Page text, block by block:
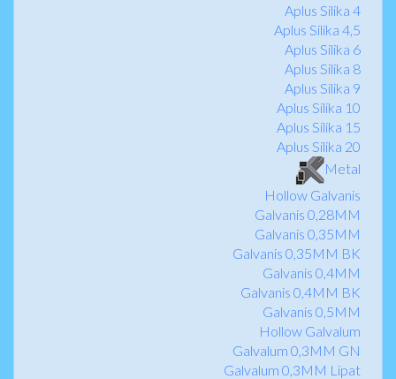
Aplus Silika 4
Aplus Silika 4,5
Aplus Silika 6
Aplus Silika 8
Aplus Silika 9
Aplus Silika 10
Aplus Silika 15
Aplus Silika 20
Metal
Hollow Galvanis
Galvanis 0,28MM
Galvanis 0,35MM
Galvanis 0,35MM BK
Galvanis 0,4MM
Galvanis 0,4MM BK
Galvanis 0,5MM
Hollow Galvalum
Galvalum 0,3MM GN
Galvalum 0,3MM Lipat